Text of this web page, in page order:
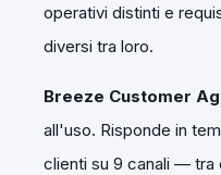
operativi distinti e
diversi tra loro.
Breeze Customer
all'uso. Risponde in
clienti su 9 canali — tra